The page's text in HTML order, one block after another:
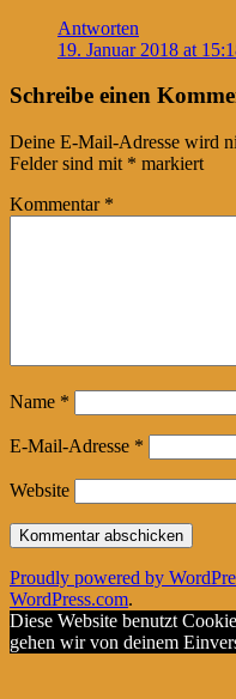
Antworten
19. Januar 2018 at
Schreibe einen
Deine E-Mail-Adresse wird
Felder sind mit * markiert
Kommentar *
Name *
E-Mail-Adresse *
Website
Proudly powered by
WordPress.com.
Diese Website benutzt
gehen wir von deinem